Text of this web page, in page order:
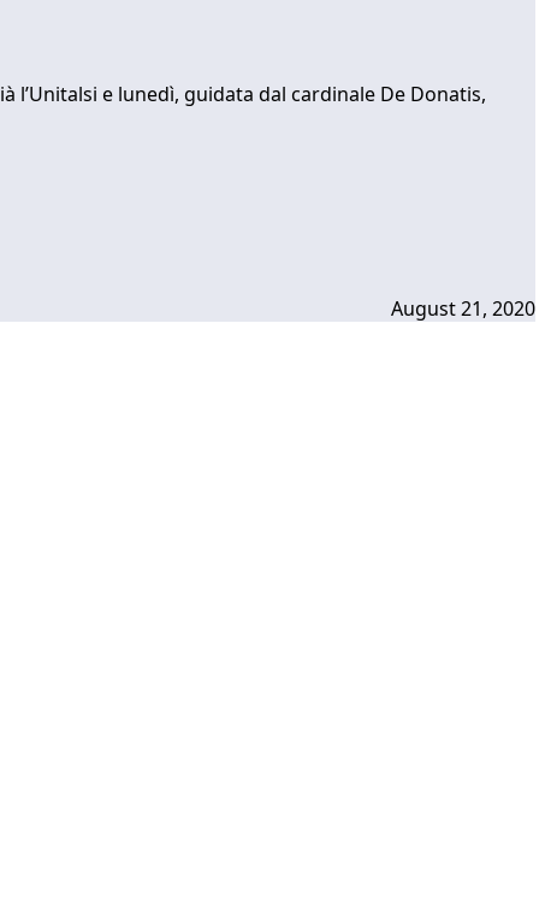
l’Unitalsi e lunedì, guidata dal cardinale De Donatis,
August 21, 2020